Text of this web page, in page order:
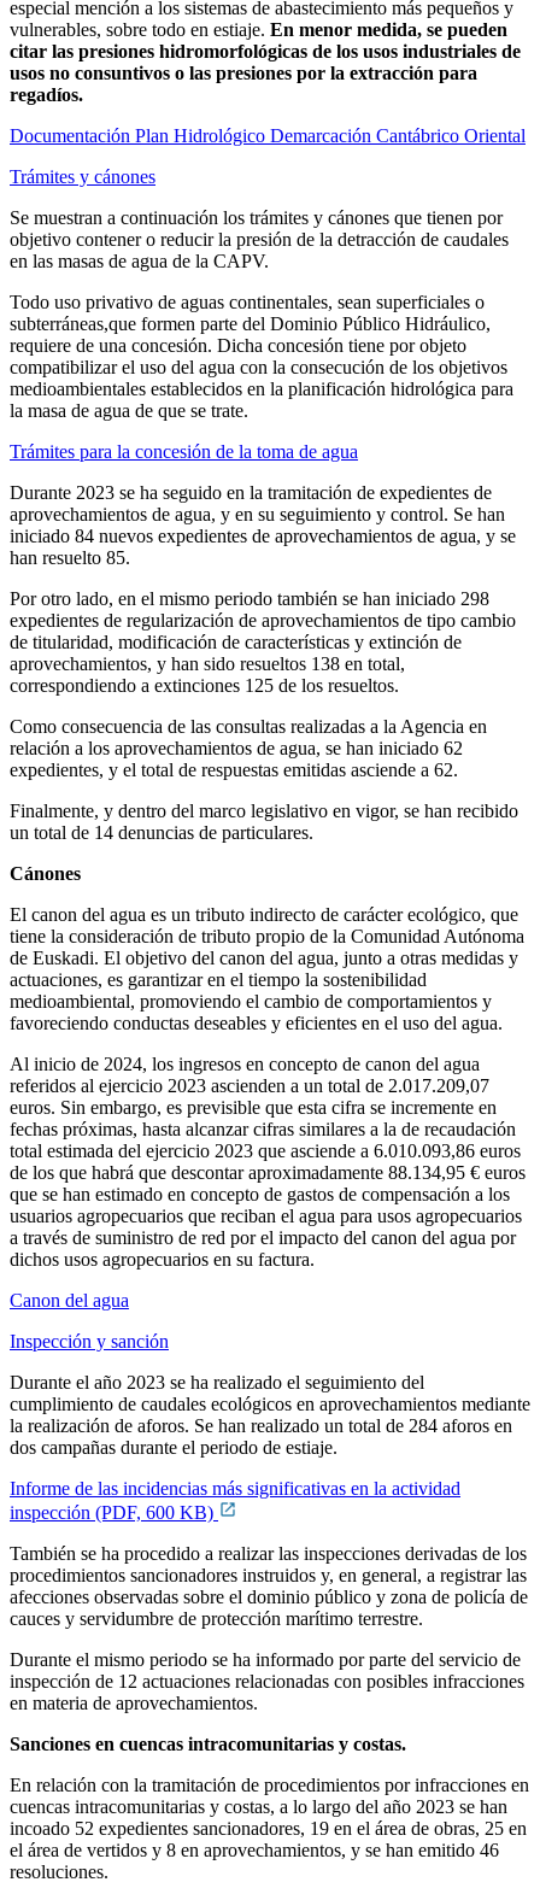
especial mención a los sistemas de abastecimiento más pequeños y
vulnerables, sobre todo en estiaje. En menor medida, se pueden
citar las presiones hidromorfológicas de los usos industriales de
usos no consuntivos o las presiones por la extracción para
regadíos.
Documentación Plan Hidrológico Demarcación Cantábrico Oriental
Trámites y cánones
Se muestran a continuación los trámites y cánones que tienen por
objetivo contener o reducir la presión de la detracción de caudales
en las masas de agua de la CAPV.
Todo uso privativo de aguas continentales, sean superficiales o
subterráneas,que formen parte del Dominio Público Hidráulico,
requiere de una concesión. Dicha concesión tiene por objeto
compatibilizar el uso del agua con la consecución de los objetivos
medioambientales establecidos en la planificación hidrológica para
la masa de agua de que se trate.
Trámites para la concesión de la toma de agua
Durante 2023 se ha seguido en la tramitación de expedientes de
aprovechamientos de agua, y en su seguimiento y control. Se han
iniciado 84 nuevos expedientes de aprovechamientos de agua, y se
han resuelto 85.
Por otro lado, en el mismo periodo también se han iniciado 298
expedientes de regularización de aprovechamientos de tipo cambio
de titularidad, modificación de características y extinción de
aprovechamientos, y han sido resueltos 138 en total,
correspondiendo a extinciones 125 de los resueltos.
Como consecuencia de las consultas realizadas a la Agencia en
relación a los aprovechamientos de agua, se han iniciado 62
expedientes, y el total de respuestas emitidas asciende a 62.
Finalmente, y dentro del marco legislativo en vigor, se han recibido
un total de 14 denuncias de particulares.
Cánones
El canon del agua es un tributo indirecto de carácter ecológico, que
tiene la consideración de tributo propio de la Comunidad Autónoma
de Euskadi. El objetivo del canon del agua, junto a otras medidas y
actuaciones, es garantizar en el tiempo la sostenibilidad
medioambiental, promoviendo el cambio de comportamientos y
favoreciendo conductas deseables y eficientes en el uso del agua.
Al inicio de 2024, los ingresos en concepto de canon del agua
referidos al ejercicio 2023 ascienden a un total de 2.017.209,07
euros. Sin embargo, es previsible que esta cifra se incremente en
fechas próximas, hasta alcanzar cifras similares a la de recaudación
total estimada del ejercicio 2023 que asciende a 6.010.093,86 euros
de los que habrá que descontar aproximadamente 88.134,95 € euros
que se han estimado en concepto de gastos de compensación a los
usuarios agropecuarios que reciban el agua para usos agropecuarios
a través de suministro de red por el impacto del canon del agua por
dichos usos agropecuarios en su factura.
Canon del agua
Inspección y sanción
Durante el año 2023 se ha realizado el seguimiento del
cumplimiento de caudales ecológicos en aprovechamientos mediante
la realización de aforos. Se han realizado un total de 284 aforos en
dos campañas durante el periodo de estiaje.
Informe de las incidencias más significativas en la actividad
inspección (PDF, 600 KB)
También se ha procedido a realizar las inspecciones derivadas de los
procedimientos sancionadores instruidos y, en general, a registrar las
afecciones observadas sobre el dominio público y zona de policía de
cauces y servidumbre de protección marítimo terrestre.
Durante el mismo periodo se ha informado por parte del servicio de
inspección de 12 actuaciones relacionadas con posibles infracciones
en materia de aprovechamientos.
Sanciones en cuencas intracomunitarias y costas.
En relación con la tramitación de procedimientos por infracciones en
cuencas intracomunitarias y costas, a lo largo del año 2023 se han
incoado 52 expedientes sancionadores, 19 en el área de obras, 25 en
el área de vertidos y 8 en aprovechamientos, y se han emitido 46
resoluciones.